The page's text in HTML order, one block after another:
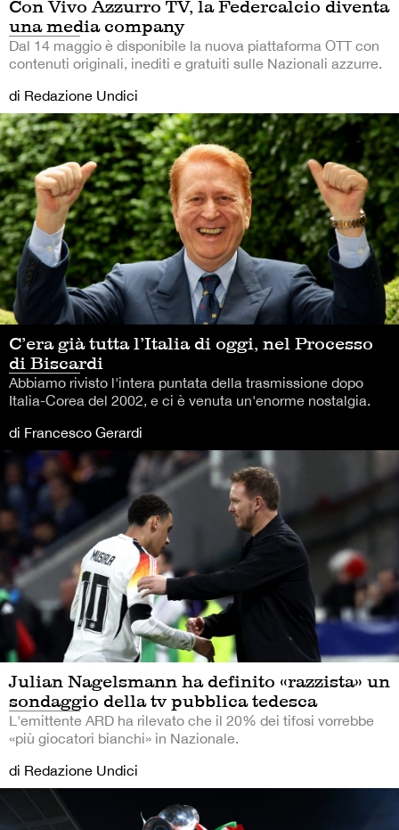
Con Vivo Azzurro TV, la Federcalcio diventa
una media company
Dal 14 maggio è disponibile la nuova piattaforma OTT con
contenuti originali, inediti e gratuiti sulle Nazionali azzurre.
di Redazione Undici
C’era già tutta l’Italia di oggi, nel Processo
di Biscardi
Abbiamo rivisto l'intera puntata della trasmissione dopo
Italia-Corea del 2002, e ci è venuta un'enorme nostalgia.
di Francesco Gerardi
Julian Nagelsmann ha definito «razzista» un
sondaggio della tv pubblica tedesca
L'emittente ARD ha rilevato che il 20% dei tifosi vorrebbe
«più giocatori bianchi» in Nazionale.
di Redazione Undici